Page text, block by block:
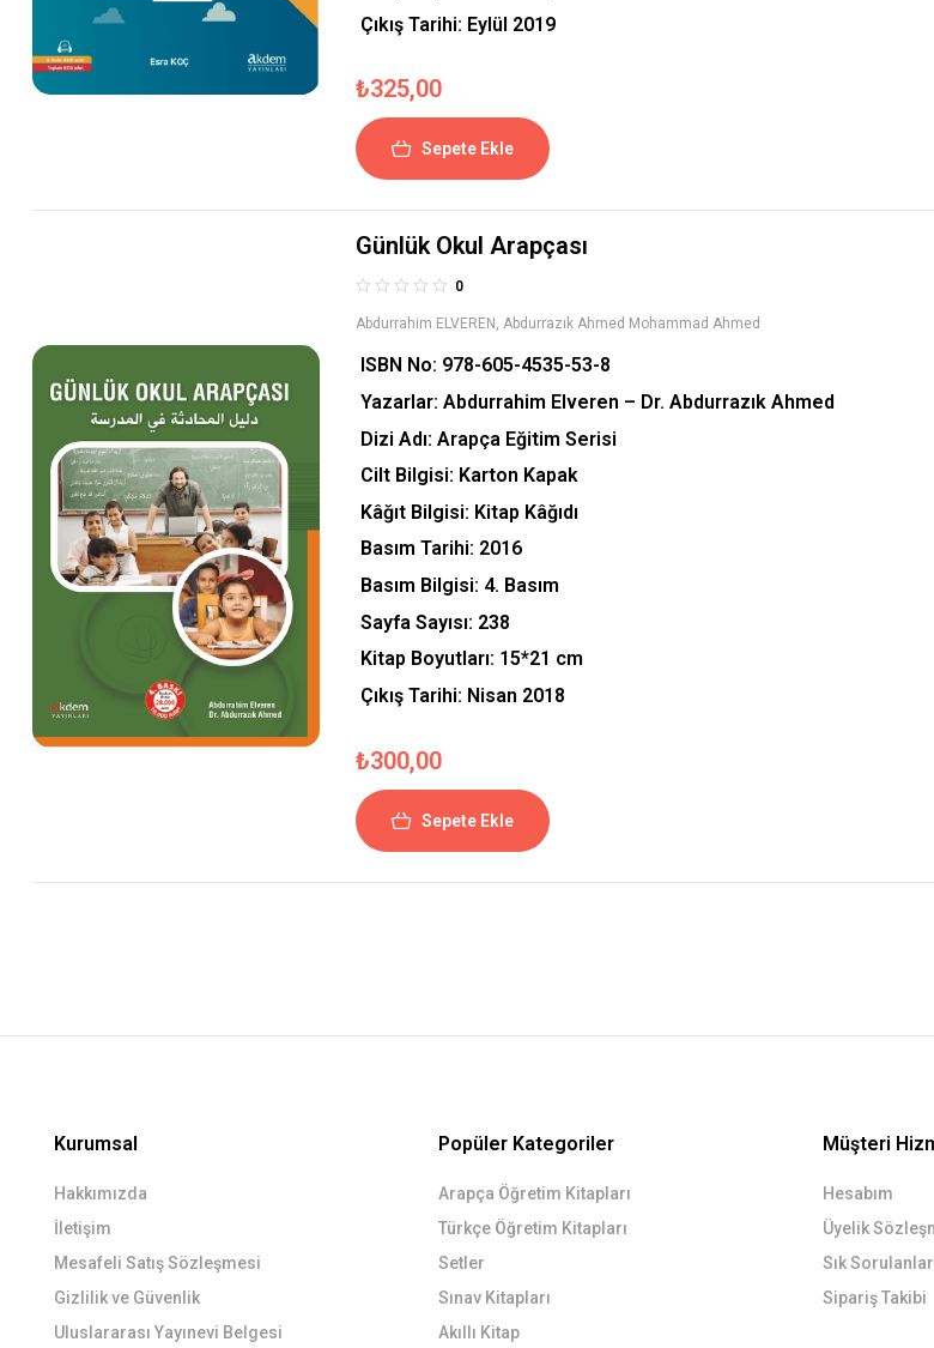
Çıkış Tarihi: Eylül 2019
₺325,00
Sepete Ekle
Günlük Okul Arapçası
0
Abdurrahim ELVEREN , Abdurrazık Ahmed Mohammad Ahmed
ISBN No: 978-605-4535-53-8
Yazarlar: Abdurrahim Elveren – Dr. Abdurrazık Ahmed
Dizi Adı: Arapça Eğitim Serisi
Cilt Bilgisi: Karton Kapak
Kâğıt Bilgisi: Kitap Kâğıdı
Basım Tarihi: 2016
Basım Bilgisi: 4. Basım
Sayfa Sayısı: 238
Kitap Boyutları: 15*21 cm
Çıkış Tarihi: Nisan 2018
₺300,00
Sepete Ekle
Kurumsal
Hakkımızda
İletişim
Mesafeli Satış Sözleşmesi
Gizlilik ve Güvenlik
Uluslararası Yayınevi Belgesi
Popüler Kategoriler
Arapça Öğretim Kitapları
Türkçe Öğretim Kitapları
Setler
Sınav Kitapları
Akıllı Kitap
Müşteri
Hesabım
Üyelik
Sık Sorulanlar
Sipariş Takibi